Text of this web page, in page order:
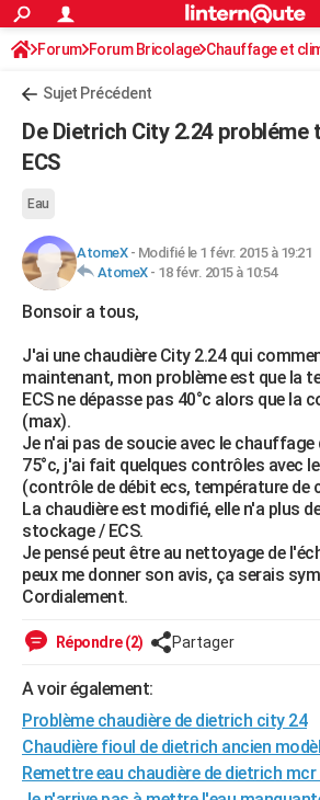
ACTUALITÉS
Politique
Société
Faits Divers
Education
Monde
Villes
+
Programme TV
TNTStreaming
Cinéma
Sorties cinéma
Musique
+FINANCE
Retraite
Impôts
Epargne
Immobilier
Risques naturels par ville
Banque
Assurance
Crédit
AUTO
Essais
Réserver un essai
Citadines
Berlines
SUV
Forum auto
HIGH-TECH
Mobiles
Meilleur smartphone
Internet
Ordinateurs
Jeux vidéo
Guide high-tech
BRICOLAGE
Guides de France
Escapades
Patrimoine
Expositions
Musées
Week-end nature
+LIFESTYLE
Art de vivre
Bien-être
Loisirs
Mode
Modes de vie
SANTE
Alimentation
Guide de la santé
Maladies
Médicaments
Sommeil
VOYAGE
Destinations
City break
Voyage nature
Voyage de noces
Forum
Climat
+PHOTO
GUIDES D'ACHAT
BONS PLANS
CARTE DE VOEUX
Carte de Noël
Carte Bonne année
Carte Saint-Valentin
Carte Pâques
Carte d'anniversaire
DICTIONNAIRE
Dictionnaire
Biographies
Citations
Expressions
Proverbes
PROGRAMME TV
COPAINS D'AVANT
S'inscrire
Connexion
Forum Forum Bricolage Chauffage et
Sujet Précédent
De Dietrich City 2.24 probléme
ECS
Eau
AtomeX- Modifié le 1 févr. 2015 à 19:21
AtomeX- 18 févr. 2015 à 10:54
Bonsoir a tous,
J'ai une chaudière City 2.24 qui
maintenant, mon problème est que la
ECS ne dépasse pas 40°c alors que la
(max).
Je n'ai pas de soucie avec le
75°c, j'ai fait quelques contrôles avec
(contrôle de débit ecs, température de
La chaudière est modifié, elle n'a plus
stockage / ECS.
Je pensé peut être au nettoyage de
peux me donner son avis, ça serais
Cordialement.
Répondre (2) Partager
A voir également:
Problème chaudière de dietrich city 24
Chaudière fioul de dietrich ancien
Remettre eau chaudière de dietrich mcr